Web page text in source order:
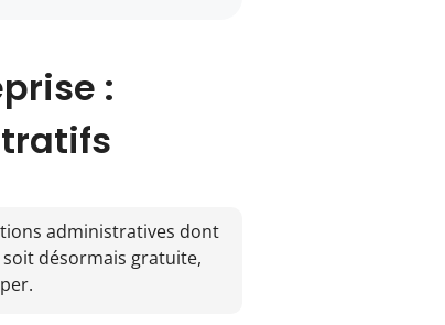
:
administratives dont
désormais gratuite,